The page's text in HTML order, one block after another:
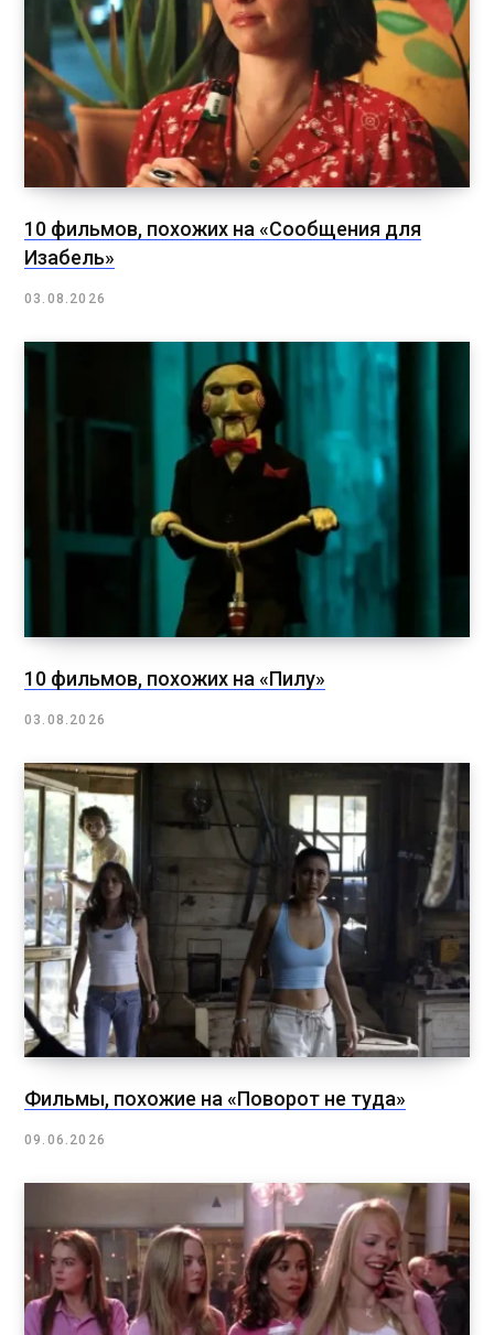
10 фильмов, похожих на «Сообщения для
Изабель»
03.08.2026
10 фильмов, похожих на «Пилу»
03.08.2026
Фильмы, похожие на «Поворот не туда»
09.06.2026